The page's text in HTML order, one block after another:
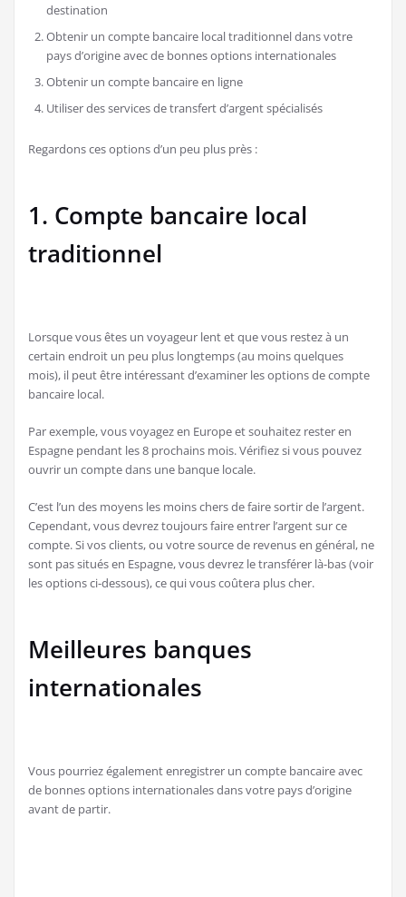
destination
Obtenir un compte bancaire local traditionnel dans votre
pays d’origine avec de bonnes options internationales
Obtenir un compte bancaire en ligne
Utiliser des services de transfert d’argent spécialisés
Regardons ces options d’un peu plus près :
1. Compte bancaire local
traditionnel
Lorsque vous êtes un voyageur lent et que vous restez à un
certain endroit un peu plus longtemps (au moins quelques
mois), il peut être intéressant d’examiner les options de compte
bancaire local.
Par exemple, vous voyagez en Europe et souhaitez rester en
Espagne pendant les 8 prochains mois. Vérifiez si vous pouvez
ouvrir un compte dans une banque locale.
C’est l’un des moyens les moins chers de faire sortir de l’argent.
Cependant, vous devrez toujours faire entrer l’argent sur ce
compte. Si vos clients, ou votre source de revenus en général, ne
sont pas situés en Espagne, vous devrez le transférer là-bas (voir
les options ci-dessous), ce qui vous coûtera plus cher.
Meilleures banques
internationales
Vous pourriez également enregistrer un compte bancaire avec
de bonnes options internationales dans votre pays d’origine
avant de partir.